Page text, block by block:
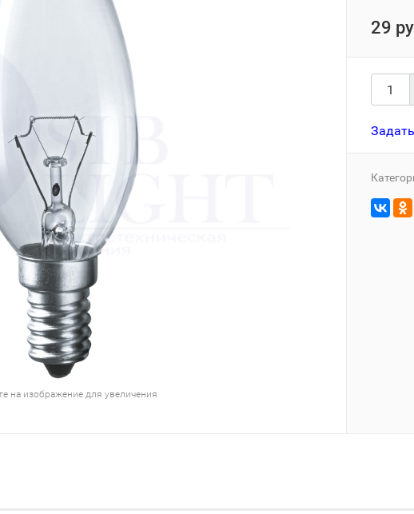
на изображение для увеличения
29